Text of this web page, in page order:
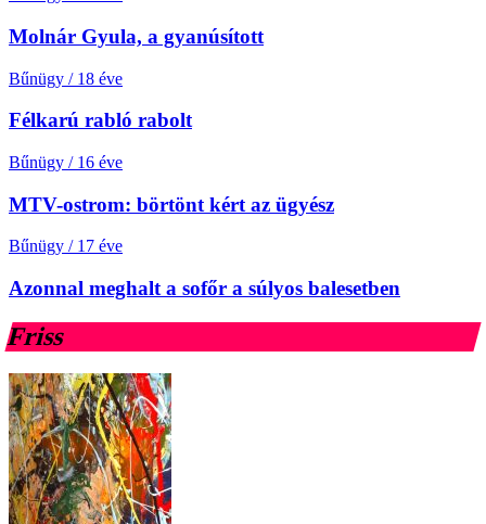
Molnár Gyula, a gyanúsított
Bűnügy / 18 éve
Félkarú rabló rabolt
Bűnügy / 16 éve
MTV-ostrom: börtönt kért az ügyész
Bűnügy / 17 éve
Azonnal meghalt a sofőr a súlyos balesetben
Friss